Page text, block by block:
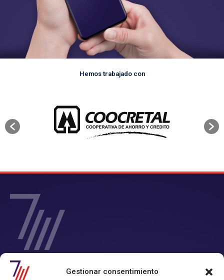
Gestionar consentimiento
Hemos trabajado con
SIETE Y MEDIA - Agencia de Marketing Digital en
Chile